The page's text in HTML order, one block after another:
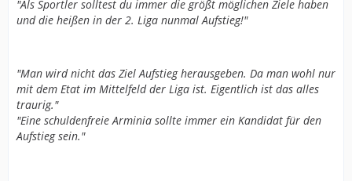
"Als Sportler solltest du immer die größt möglichen Ziele haben
und die heißen in der 2. Liga nunmal Aufstieg!"
"Man wird nicht das Ziel Aufstieg herausgeben. Da man wohl nur
mit dem Etat im Mittelfeld der Liga ist. Eigentlich ist das alles
traurig."
"Eine schuldenfreie Arminia sollte immer ein Kandidat für den
Aufstieg sein."